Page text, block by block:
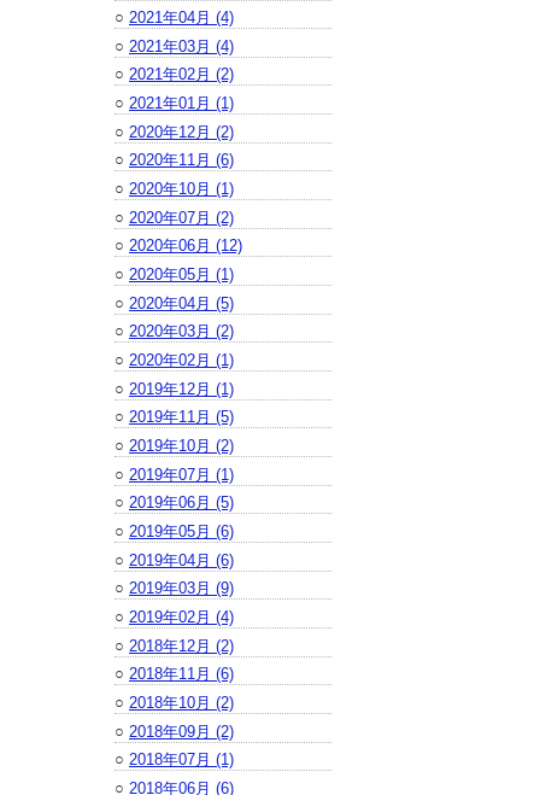
○ 2021年04月 (4)
○ 2021年03月 (4)
○ 2021年02月 (2)
○ 2021年01月 (1)
○ 2020年12月 (2)
○ 2020年11月 (6)
○ 2020年10月 (1)
○ 2020年07月 (2)
○ 2020年06月 (12)
○ 2020年05月 (1)
○ 2020年04月 (5)
○ 2020年03月 (2)
○ 2020年02月 (1)
○ 2019年12月 (1)
○ 2019年11月 (5)
○ 2019年10月 (2)
○ 2019年07月 (1)
○ 2019年06月 (5)
○ 2019年05月 (6)
○ 2019年04月 (6)
○ 2019年03月 (9)
○ 2019年02月 (4)
○ 2018年12月 (2)
○ 2018年11月 (6)
○ 2018年10月 (2)
○ 2018年09月 (2)
○ 2018年07月 (1)
○ 2018年06月 (6)